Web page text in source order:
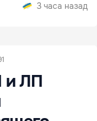
3 часа назад
ЛП